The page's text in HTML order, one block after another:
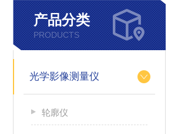
产品分类
PRODUCTS
光学影像测量仪
轮廓仪